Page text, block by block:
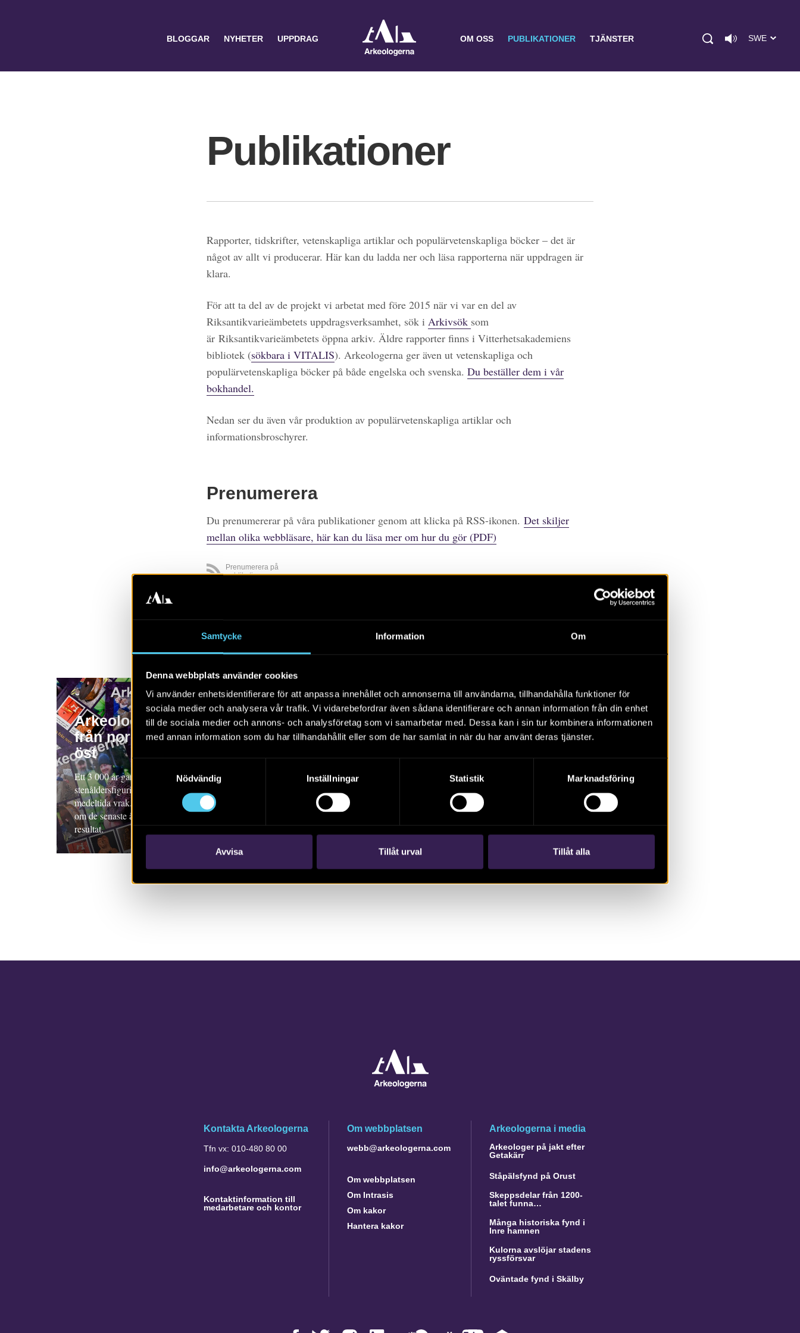
Samtycke Information Om
Denna webbplats använder cookies
Vi använder enhetsidentifierare för att anpassa innehållet och annonserna till användarna, tillhandahålla funktioner för
sociala medier och analysera vår trafik. Vi vidarebefordrar även sådana identifierare och annan information från din enhet
till de sociala medier och annons- och analysföretag som vi samarbetar med. Dessa kan i sin tur kombinera informationen
med annan information som du har tillhandahållit eller som de har samlat in när du har använt deras tjänster.
Nödvändig
Inställningar Statistik Marknadsföring
Avvisa Tillåt urval Tillåt alla
BLOGGAR NYHETER UPPDRAG OM OSS PUBLIKATIONER TJÄNSTER SWE
Publikationer
Rapporter, tidskrifter, vetenskapliga artiklar och populärvetenskapliga böcker – det är
något av allt vi producerar. Här kan du ladda ner och läsa rapporterna när uppdragen är
klara.
För att ta del av de projekt vi arbetat med före 2015 när vi var en del av
Riksantikvarieämbetets uppdragsverksamhet, sök i Arkivsök som
är Riksantikvarieämbetets öppna arkiv. Äldre rapporter finns i Vitterhetsakademiens
bibliotek (sökbara i VITALIS). Arkeologerna ger även ut vetenskapliga och
populärvetenskapliga böcker på både engelska och svenska. Du beställer dem i vår
bokhandel.
Nedan ser du även vår produktion av populärvetenskapliga artiklar och
informationsbroschyrer.
Prenumerera
Du prenumererar på våra publikationer genom att klicka på RSS-ikonen. Det skiljer
mellan olika webbläsare, här kan du läsa mer om hur du gör (PDF)
Prenumerera på
publikationer
2026 2022
Arkeologerna – nya rön
från norr, syd, väst och
öst
Ett 3 000 år gammalt fingeravtryck, dekorerade
stenåldersfiguriner, vikingatida båtgravar och
medeltida vrak. I vår nya tidskrift kan du läsa
om de senaste årens spännande upptäckter och
resultat.
Arkeologi i Östergötland
Ett medeltida skattfynd hittat av en grävling i
port i Kinda och om hur prästerna i Östra
Eneby roade sig med dryckeslekar på 1500-
Kontakta Arkeologerna
Tfn vx: 010-480 80 00
info@arkeologerna.com
Kontaktinformation till
medarbetare och kontor
Om webbplatsen
webb@arkeologerna.com
Om webbplatsen
Om Intrasis
Om kakor
Hantera kakor
Arkeologerna i media
Arkeologer på jakt efter
Getakärr
Ståpälsfynd på Orust
Skeppsdelar från 1200-
talet funna…
Många historiska fynd i
Inre hamnen
Kulorna avslöjar stadens
ryssförsvar
Oväntade fynd i Skälby